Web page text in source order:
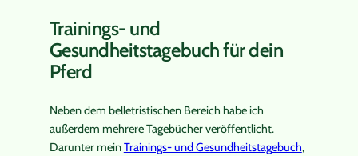
Trainings- und
Gesundheitstagebuch für dein
Pferd
Neben dem belletristischen Bereich habe ich
außerdem mehrere Tagebücher veröffentlicht.
Darunter meinTrainings- und Gesundheitstagebuch,